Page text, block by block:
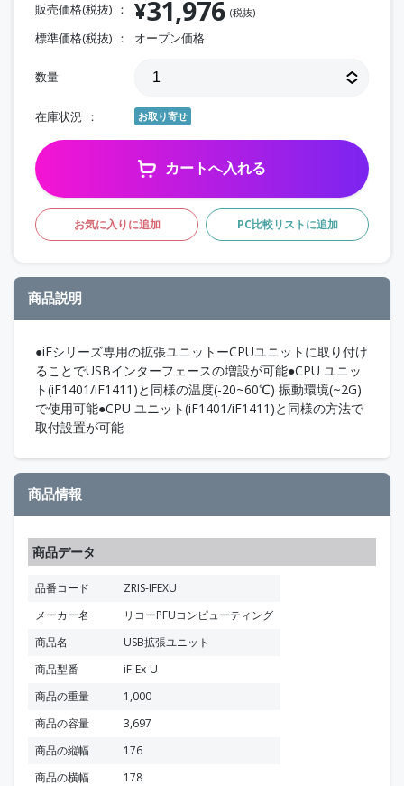
販売価格(税抜) ¥31,976 (税抜)
標準価格(税抜) オープン価格
数量
在庫状況 お取り寄せ
カートへ入れる
お気に入りに追加 PC比較リストに追加
商品説明
●iFシリーズ専用の拡張ユニットーCPUユニットに取り付け
ることでUSBインターフェースの増設が可能●CPU ユニッ
ト(iF1401/iF1411)と同様の温度(-20~60℃) 振動環境(~2G)
で使用可能●CPU ユニット(iF1401/iF1411)と同様の方法で
取付設置が可能
商品情報
商品データ
品番コード
ZRIS-IFEXU
メーカー名
リコーPFUコンピューティング
商品名
USB拡張ユニット
商品型番
iF-Ex-U
商品の重量
1,000
商品の容量
3,697
商品の縦幅
176
商品の横幅
178